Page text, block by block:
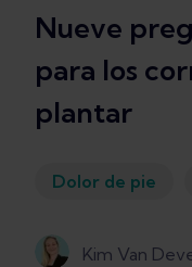
Nueve
para los
plantar
Dolor de pie
Kim Van